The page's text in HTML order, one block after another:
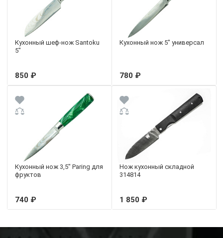
Кухонный шеф-нож Santoku
5"
850 ₽
Кухонный нож 5" универсал
780 ₽
Кухонный нож 3,5" Paring для
фруктов
740 ₽
Нож кухонный складной
314814
1 850 ₽